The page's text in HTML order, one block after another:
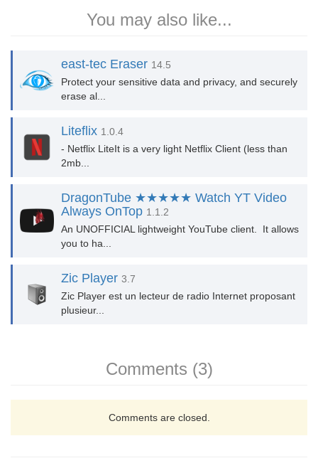
You may also like...
east-tec Eraser 14.5
Protect your sensitive data and privacy, and securely
erase al...
Liteflix 1.0.4
- Netflix LiteIt is a very light Netflix Client (less than
2mb...
DragonTube ★★★★★ Watch YT Video
Always OnTop 1.1.2
An UNOFFICIAL lightweight YouTube client. It allows
you to ha...
Zic Player 3.7
Zic Player est un lecteur de radio Internet proposant
plusieur...
Comments (3)
Comments are closed.